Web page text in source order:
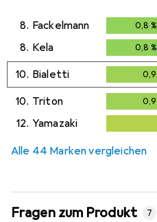
8. Fackelmann 0,8 %
8. Kela 0,8 %
10. Bialetti 0,9
10. Triton 0,9
12. Yamazaki
Alle 44 Marken vergleichen
Fragen zum Produkt 7